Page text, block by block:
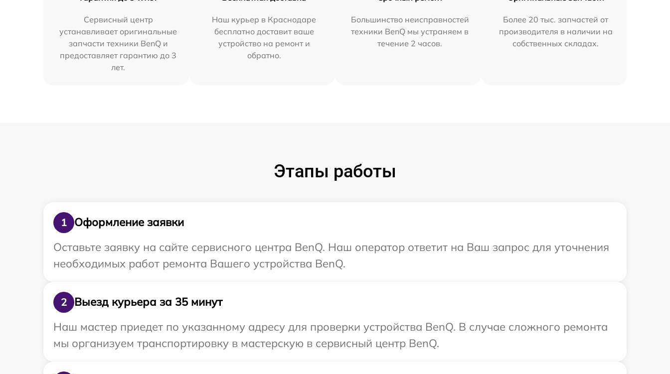
Сервисный центр
устанавливает оригинальные
запчасти техники BenQ и
предоставляет гарантию до 3
лет.
Наш курьер в Краснодаре
бесплатно доставит ваше
устройство на ремонт и
обратно.
Большинство неисправностей
техники BenQ мы устраняем в
течение 2 часов.
Более 20 тыс. запчастей от
производителя в наличии на
собственных складах.
Этапы работы
1
Оформление заявки
Оставьте заявку на сайте сервисного центра BenQ. Наш оператор ответит на Ваш запрос для уточнения
необходимых работ ремонта Вашего устройства BenQ.
2
Выезд курьера за 35 минут
Наш мастер приедет по указанному адресу для проверки устройства BenQ. В случае сложного ремонта
мы организуем транспортировку в мастерскую в сервисный центр BenQ.